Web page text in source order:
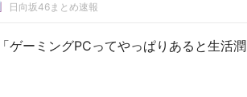
日向坂46まとめ速報
ゲーミングPCってやっぱりあると生活